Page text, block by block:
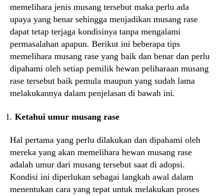
memelihara jenis musang tersebut maka perlu ada
upaya yang benar sehingga menjadikan musang rase
dapat tetap terjaga kondisinya tanpa mengalami
permasalahan apapun. Berikut ini beberapa tips
memelihara musang rase yang baik dan benar dan perlu
dipahami oleh setiap pemilik hewan peliharaan musang
rase tersebut baik pemula maupun yang sudah lama
melakukannya dalam penjelasan di bawah ini.
Ketahui umur musang rase
Hal pertama yang perlu dilakukan dan dipahami oleh
mereka yang akan memelihara hewan musang rase
adalah umur dari musang tersebut saat di adopsi.
Kondisi ini diperlukan sebagai langkah awal dalam
menentukan cara yang tepat untuk melakukan proses